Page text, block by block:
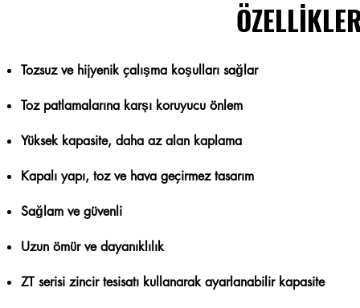
Tozsuz ve hijyenik çalışma koşulları sağlar
Toz patlamalarına karşı koruyucu önlem
Yüksek kapasite, daha az alan kaplama
Kapalı yapı, toz ve hava geçirmez tasarım
Sağlam ve güvenli
Uzun ömür ve dayanıklılık
ZT serisi zincir tesisatı kullanarak ayarlanabilir kapasite